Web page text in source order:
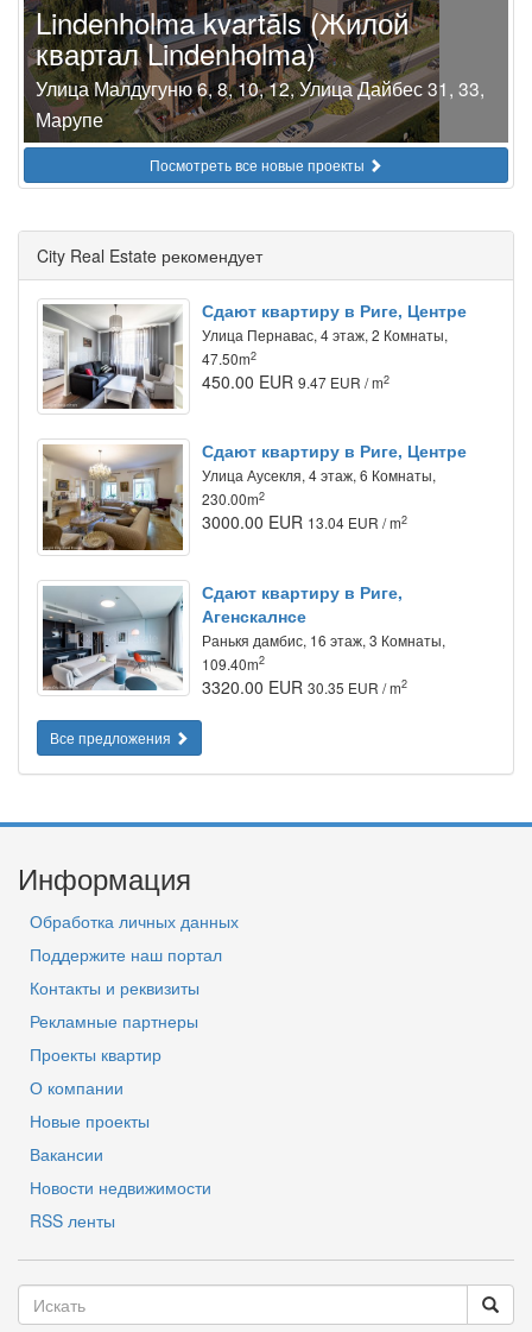
Lindenholma kvartāls (Жилой
квартал Lindenholma)
Улица Малдугуню 6, 8, 10, 12, Улица Дайбес 31, 33,
Марупе
Посмотреть все новые проекты
City Real Estate рекомендует
Сдают квартиру в Риге, Центре
Улица Пернавас, 4 этаж, 2 Комнаты,
47.50m2
450.00 EUR 9.47 EUR / m2
Сдают квартиру в Риге, Центре
Улица Аусекля, 4 этаж, 6 Комнаты,
230.00m2
3000.00 EUR 13.04 EUR / m2
Сдают квартиру в Риге,
Агенскалнсе
Ранькя дамбис, 16 этаж, 3 Комнаты,
109.40m2
3320.00 EUR 30.35 EUR / m2
Все предложения
Информация
Обработка личных данных
Поддержите наш портал
Контакты и реквизиты
Рекламные партнеры
Проекты квартир
О компании
Новые проекты
Вакансии
Новости недвижимости
RSS ленты